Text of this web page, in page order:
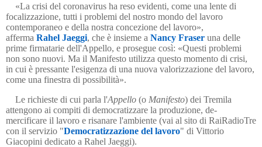
«La crisi del coronavirus ha reso evidenti, come una lente di
focalizzazione, tutti i problemi del nostro mondo del lavoro
contemporaneo e della nostra con­cezione del lavoro»,
afferma Rahel Jaeggi, che è insieme a Nancy Fraser una delle
prime firmatarie dell'Appello, e prosegue così: «Questi problemi
non sono nuovi. Ma il Manifesto utilizza questo momento di crisi,
in cui è pressante l'esi­gen­za di una nuova valorizzazione del lavoro,
come una finestra di possibilità».
Le richieste di cui parla l'Appello (o Manifesto) dei Tremila
attengono ai compiti di democratizzare la produzione, de-
mercificare il lavoro e risanare l'ambiente (vai al sito di RaiRadioTre
con il servizio "Democratizzazione del lavoro" di Vittorio
Giacopini dedicato a Rahel Jaeggi).